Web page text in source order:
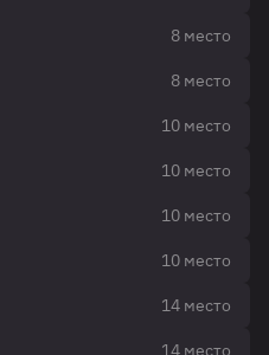
8 место
8 место
10 место
10 место
10 место
10 место
14 место
14 место